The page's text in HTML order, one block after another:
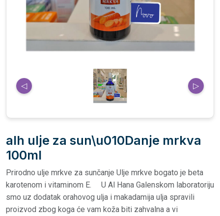
◁ ▷
alh ulje za sun\u010Danje mrkva
100ml
Prirodno ulje mrkve za sunčanje Ulje mrkve bogato je beta
karotenom i vitaminom E. ⠀ U Al Hana Galenskom laboratoriju
smo uz dodatak orahovog ulja i makadamija ulja spravili
proizvod zbog koga će vam koža biti zahvalna a vi